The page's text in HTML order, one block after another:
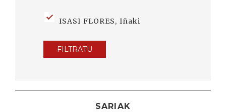
ISASI FLORES, Iñaki
FILTRATU
SARIAK